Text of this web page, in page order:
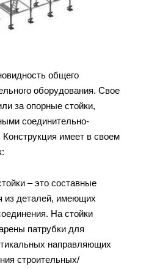
общего
оборудования. Свое
за опорные стойки,
соединительно-
имеет в своем
– это составные
из деталей, имеющих
На стойки
патрубки для
направляющих
строительных/